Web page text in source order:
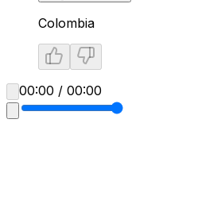
Colombia
00:00 / 00:00